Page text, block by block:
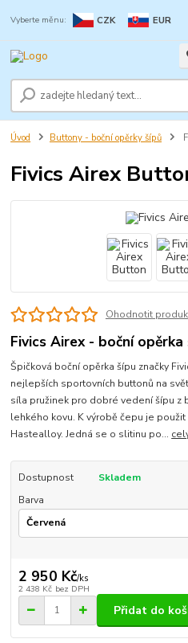
CZK EUR
Úvod Buttony - boční opěrky šípů
Fivics Airex
Ohodnotit
Fivics Airex - boční opěrka
Špičková boční opěrka šípu značky
nejlepších sportovních buttonů na
síla pružinek pro dobré vedení šípu z
lehkého kovu. K výrobě čepu je
Hastealloy. Jedná se o slitinu po...
Dostupnost
Skladem
Barva
2 950 Kč/ks
2 438 Kč bez DPH
Přidat do